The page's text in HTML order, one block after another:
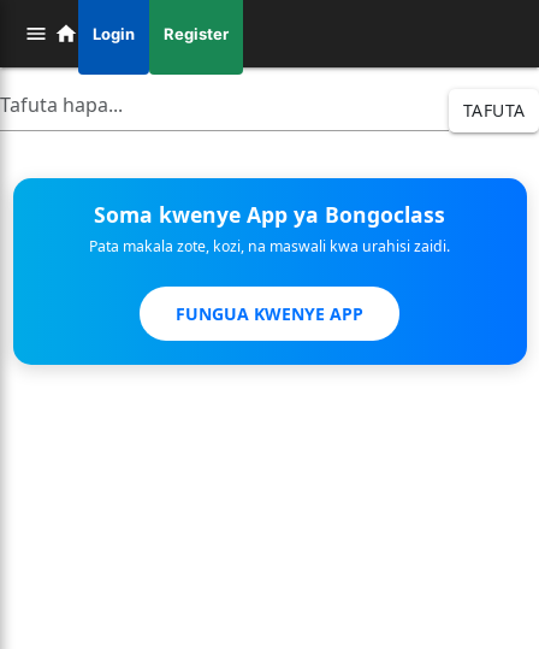
Login Register
TAFUTA
Soma kwenye App ya Bongoclass
Pata makala zote, kozi, na maswali kwa urahisi zaidi.
FUNGUA KWENYE APP